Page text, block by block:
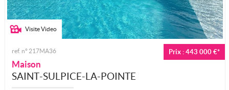
Visite Video
Prix : 443 000 €*
ref. n° 217MA36
Maison
SAINT-SULPICE-LA-POINTE